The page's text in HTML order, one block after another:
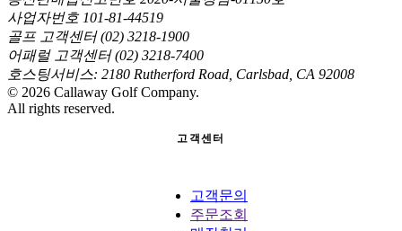
사업자번호 101-81-44519
골프 고객센터 (02) 3218-1900
어패럴 고객센터 (02) 3218-7400
호스팅서비스: 2180 Rutherford Road, Carlsbad, CA 92008
© 2026 Callaway Golf Company.
All rights reserved.
고객센터
고객문의
주문조회